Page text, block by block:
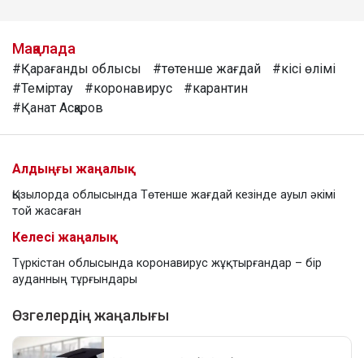
Мақалада
#Қарағанды облысы #төтенше жағдай
#кісі өлімі
#Теміртау
#коронавирус
#карантин
#Қанат Асқаров
Алдыңғы жаңалық
Қызылорда облысында Төтенше жағдай кезінде ауыл әкімі
той жасаған
Келесі жаңалық
Түркістан облысында коронавирус жұқтырғандар – бір
ауданның тұрғындары